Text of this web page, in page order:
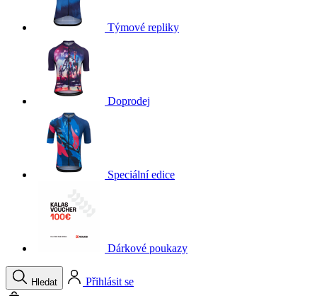
Týmové repliky
Doprodej
Speciální edice
Dárkové poukazy
Hledat
Přihlásit se